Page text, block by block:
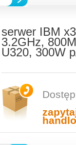
serwer IBM
3.2GHz,
U320, 300W